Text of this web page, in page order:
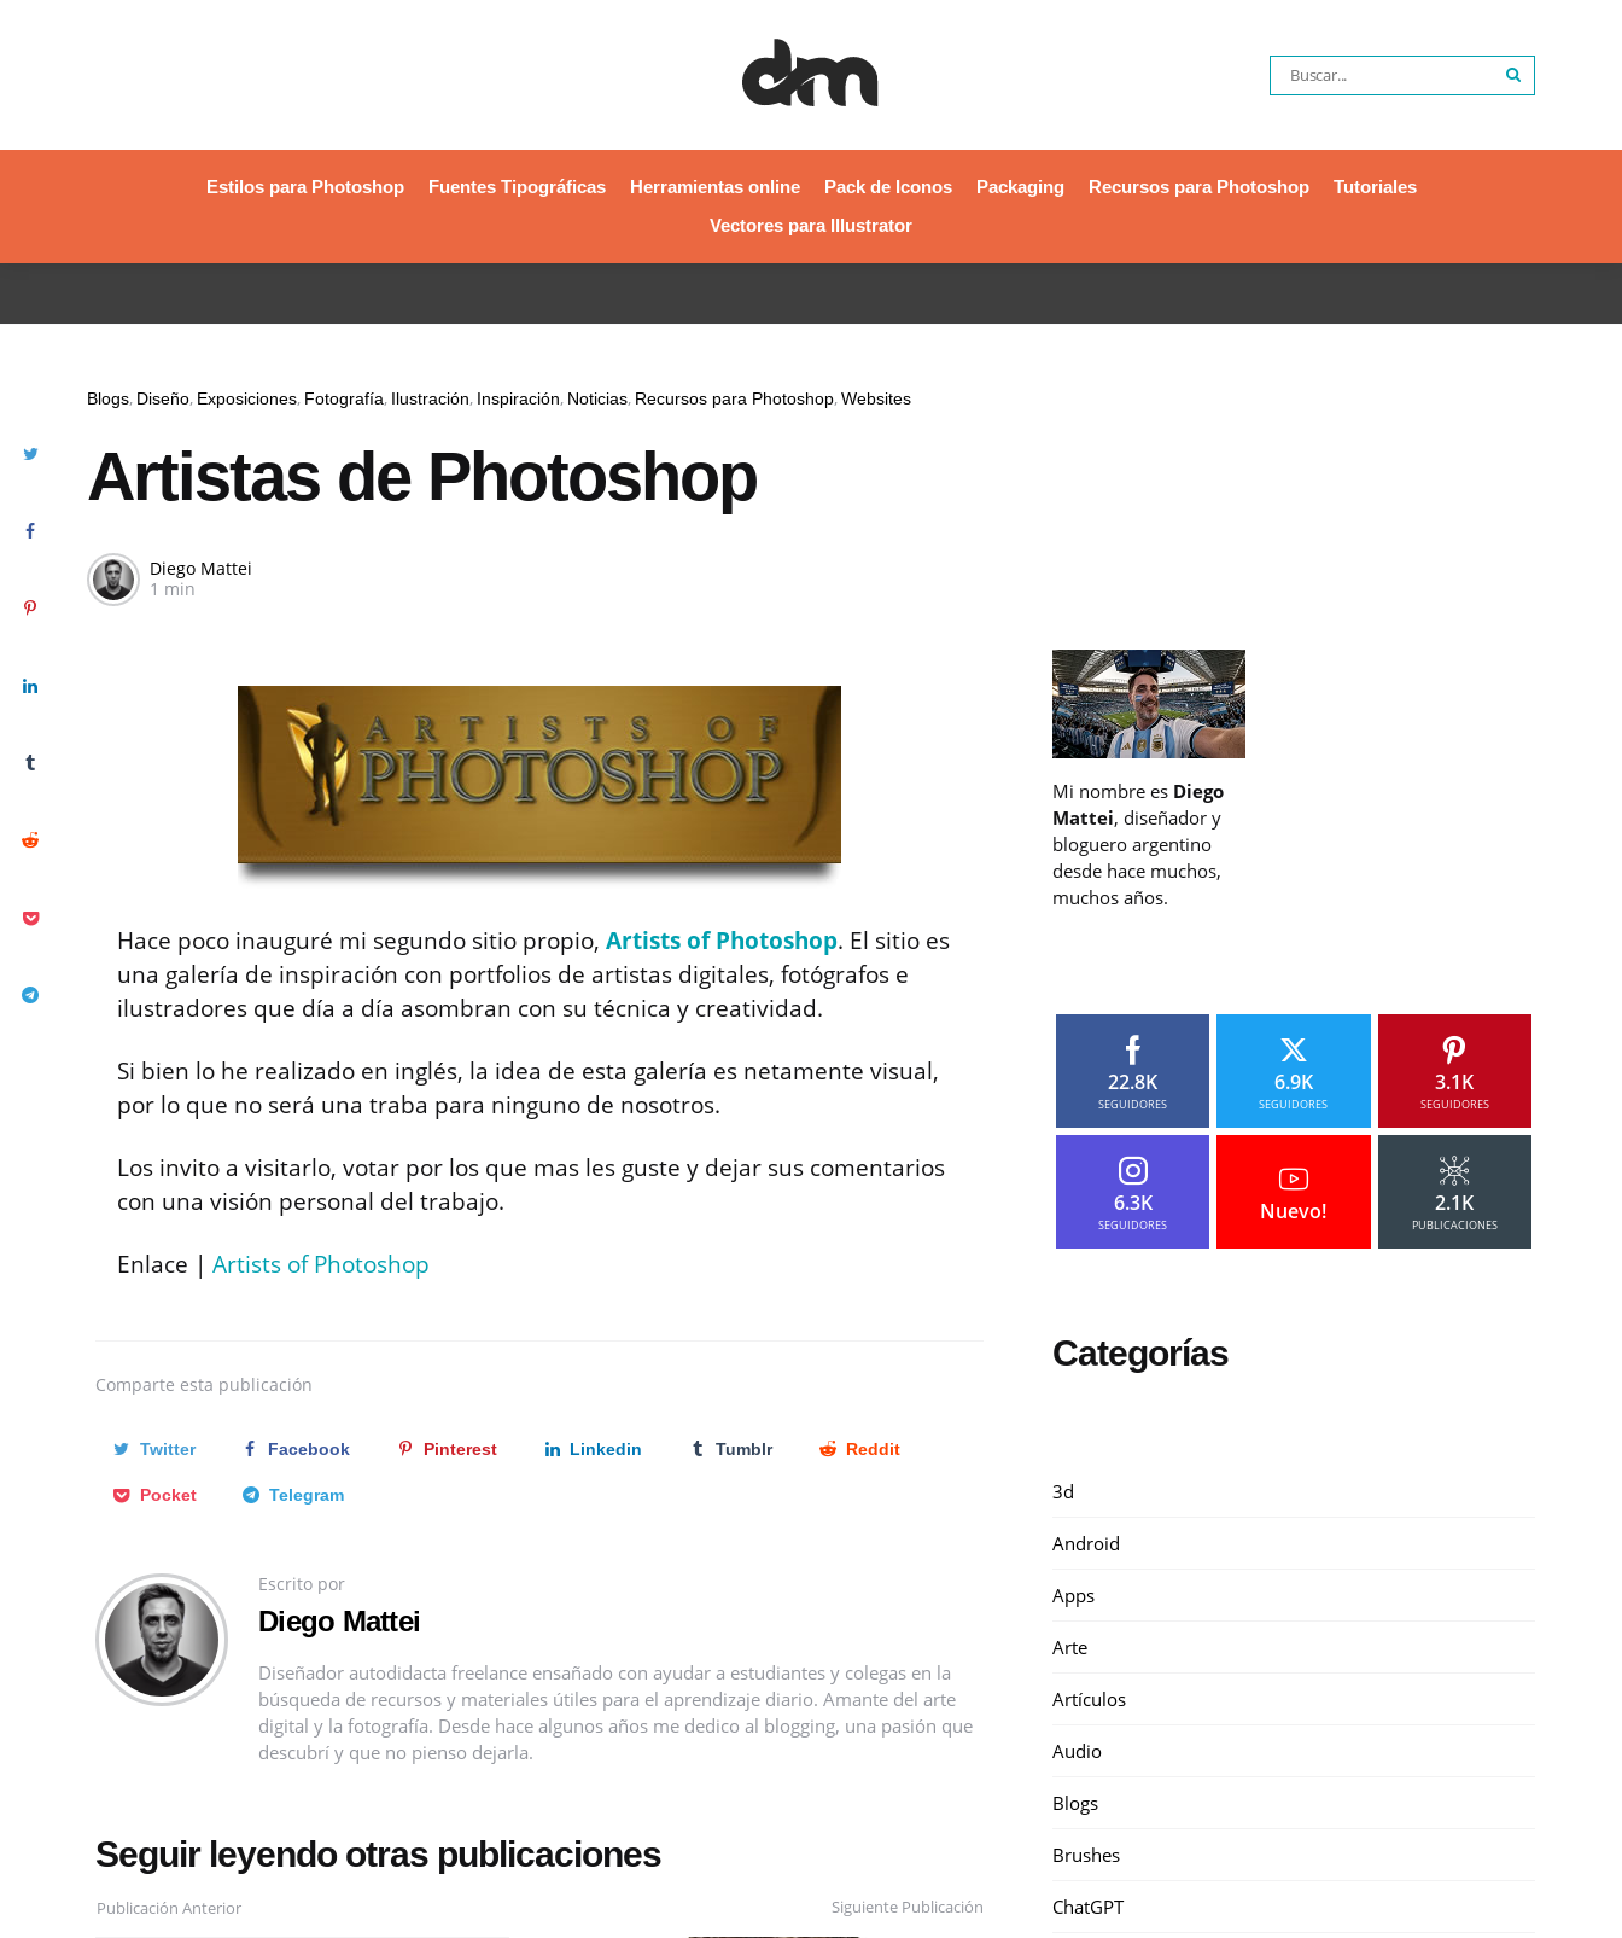
Estilos para Photoshop Fuentes Tipográficas Herramientas online Pack de Iconos Packaging Recursos para Photoshop
Tutoriales
Vectores para Illustrator
Blogs Diseño Exposiciones Fotografía Ilustración Inspiración Noticias Recursos para Photoshop Websites
Artistas de Photoshop
Diego Mattei
1 min
Hace poco inauguré mi segundo sitio propio, Artists of Photoshop. El sitio es
una galería de inspiración con portfolios de artistas digitales, fotógrafos e
ilustradores que día a día asombran con su técnica y creatividad.
Si bien lo he realizado en inglés, la idea de esta galería es netamente visual,
por lo que no será una traba para ninguno de nosotros.
Los invito a visitarlo, votar por los que mas les guste y dejar sus comentarios
con una visión personal del trabajo.
Enlace | Artists of Photoshop
Comparte esta publicación
Twitter Facebook Pinterest Linkedin Tumblr Reddit
Pocket Telegram
Escrito por
Diego Mattei
Diseñador autodidacta freelance ensañado con ayudar a estudiantes y colegas en la
búsqueda de recursos y materiales útiles para el aprendizaje diario. Amante del arte
digital y la fotografía. Desde hace algunos años me dedico al blogging, una pasión que
descubrí y que no pienso dejarla.
Seguir leyendo otras publicaciones
Publicación Anterior Siguiente Publicación
Mi nombre es Diego
Mattei, diseñador y
bloguero argentino
desde hace muchos,
muchos años.
22.8K
SEGUIDORES
6.9K
SEGUIDORES
3.1K
SEGUIDORES
6.3K
SEGUIDORES
Nuevo! 2.1K
PUBLICACIONES
Categorías
3d
Android
Apps
Arte
Artículos
Audio
Blogs
Brushes
ChatGPT